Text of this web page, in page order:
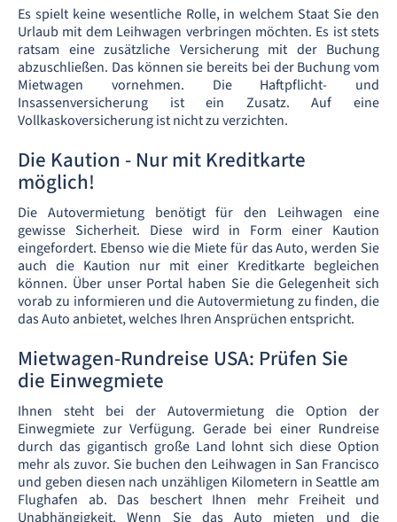
Es spielt keine wesentliche Rolle, in welchem Staat Sie den
Urlaub mit dem Leihwagen verbringen möchten. Es ist stets
ratsam eine zusätzliche Versicherung mit der Buchung
abzuschließen. Das können sie bereits bei der Buchung vom
Mietwagen vornehmen. Die Haftpflicht- und
Insassenversicherung ist ein Zusatz. Auf eine
Vollkaskoversicherung ist nicht zu verzichten.
Die Kaution - Nur mit Kreditkarte
möglich!
Die Autovermietung benötigt für den Leihwagen eine
gewisse Sicherheit. Diese wird in Form einer Kaution
eingefordert. Ebenso wie die Miete für das Auto, werden Sie
auch die Kaution nur mit einer Kreditkarte begleichen
können. Über unser Portal haben Sie die Gelegenheit sich
vorab zu informieren und die Autovermietung zu finden, die
das Auto anbietet, welches Ihren Ansprüchen entspricht.
Mietwagen-Rundreise USA: Prüfen Sie
die Einwegmiete
Ihnen steht bei der Autovermietung die Option der
Einwegmiete zur Verfügung. Gerade bei einer Rundreise
durch das gigantisch große Land lohnt sich diese Option
mehr als zuvor. Sie buchen den Leihwagen in San Francisco
und geben diesen nach unzähligen Kilometern in Seattle am
Flughafen ab. Das beschert Ihnen mehr Freiheit und
Unabhängigkeit. Wenn Sie das Auto mieten und die